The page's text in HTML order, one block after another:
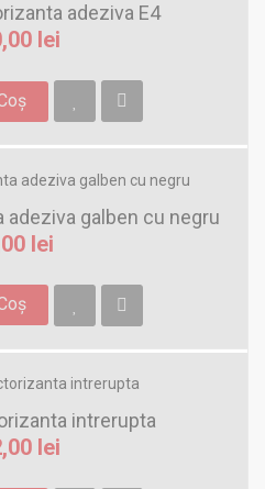
adeziva E4
lei
galben cu negru
lei
intrerupta
lei